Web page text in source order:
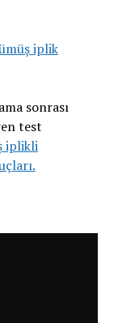
iplik
sonrası
test
iplikli